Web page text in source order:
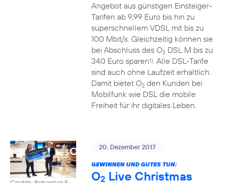
Angebot aus günstigen Einsteiger-
Tarifen ab 9,99 Euro bis hin zu
superschnellem VDSL mit bis zu
100 Mbit/s. Gleichzeitig können sie
bei Abschluss des O2DSL M bis zu
340 Euro sparen1). Alle DSL-Tarife
sind auch ohne Laufzeit erhältlich.
Damit bietet O2den Kunden bei
Mobilfunk wie DSL die mobile
Freiheit für ihr digitales Leben.
20. Dezember 2017
GEWINNEN UND GUTES TUN:
O2 Live Christmas